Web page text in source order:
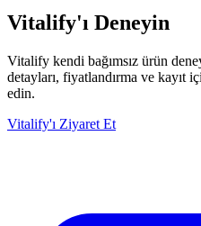
Vitalify'ı Deneyin
Vitalify kendi bağımsız ürün
detayları, fiyatlandırma ve kayıt
edin.
Vitalify'ı Ziyaret Et